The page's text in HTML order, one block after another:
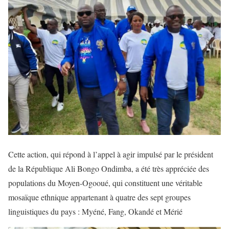
Cette action, qui répond à l’appel à agir impulsé par le président
de la République Ali Bongo Ondimba, a été très appréciée des
populations du Moyen-Ogooué, qui constituent une véritable
mosaïque ethnique appartenant à quatre des sept groupes
linguistiques du pays : Myéné, Fang, Okandé et Mérié